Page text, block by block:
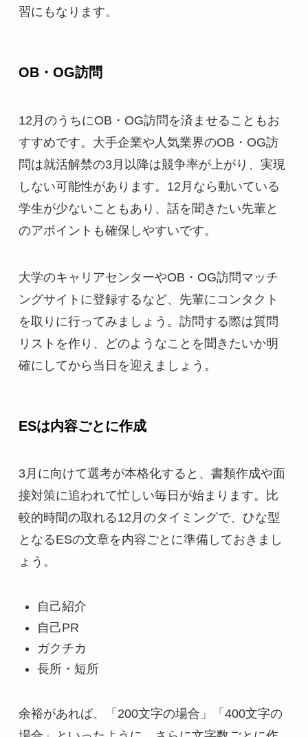
習にもなります。
OB・OG訪問
12月のうちにOB・OG訪問を済ませることもお
すすめです。大手企業や人気業界のOB・OG訪
問は就活解禁の3月以降は競争率が上がり、実現
しない可能性があります。12月なら動いている
学生が少ないこともあり、話を聞きたい先輩と
のアポイントも確保しやすいです。
大学のキャリアセンターやOB・OG訪問マッチ
ングサイトに登録するなど、先輩にコンタクト
を取りに行ってみましょう。訪問する際は質問
リストを作り、どのようなことを聞きたいか明
確にしてから当日を迎えましょう。
ESは内容ごとに作成
3月に向けて選考が本格化すると、書類作成や面
接対策に追われて忙しい毎日が始まります。比
較的時間の取れる12月のタイミングで、ひな型
となるESの文章を内容ごとに準備しておきまし
ょう。
自己紹介
自己PR
ガクチカ
長所・短所
余裕があれば、「200文字の場合」「400文字の